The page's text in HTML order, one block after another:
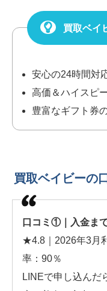
買取ベイ
安心の24時間対
高価＆ハイスピ
豊富なギフト券
買取ベイビーの
口コミ①｜入金ま
★4.8｜2026年3月
率：90％
LINEで申し込んだ